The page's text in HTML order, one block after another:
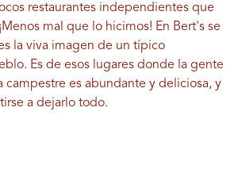
restaurantes independientes que
mal que lo hicimos! En Bert's se
la viva imagen de un típico
Es de esos lugares donde la gente
campestre es abundante y deliciosa, y
a dejarlo todo.